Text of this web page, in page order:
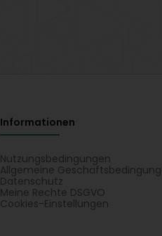
Informationen
Nutzungsbedingungen
Allgemeine
Datenschutz
Meine Rechte DSGVO
Cookies-Einstellungen